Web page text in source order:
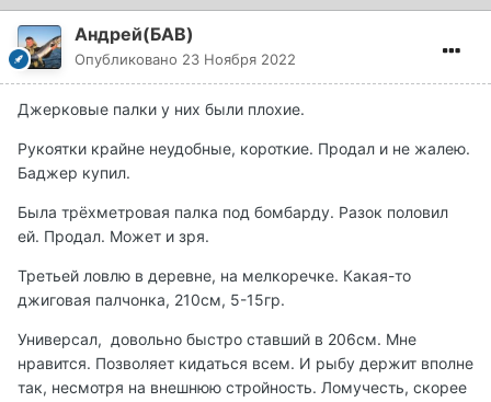
Андрей(БАВ)
Опубликовано 23 Ноября 2022
Джерковые палки у них были плохие.
Рукоятки крайне неудобные, короткие. Продал и не жалею.
Баджер купил.
Была трёхметровая палка под бомбарду. Разок половил
ей. Продал. Может и зря.
Третьей ловлю в деревне, на мелкоречке. Какая-то
джиговая палчонка, 210см, 5-15гр.
Универсал, довольно быстро ставший в 206см. Мне
нравится. Позволяет кидаться всем. И рыбу держит вполне
так, несмотря на внешнюю стройность. Ломучесть, скорее